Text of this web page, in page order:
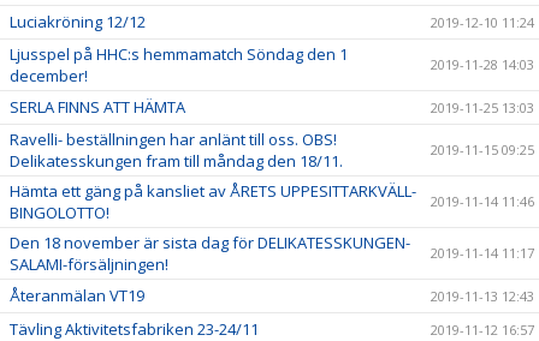
Luciakröning 12/12 2019-12-10 11:24
Ljusspel på HHC:s hemmamatch Söndag den 1
december!
2019-11-28 14:03
SERLA FINNS ATT HÄMTA 2019-11-25 13:03
Ravelli- beställningen har anlänt till oss. OBS!
Delikatesskungen fram till måndag den 18/11.
2019-11-15 09:25
Hämta ett gäng på kansliet av ÅRETS UPPESITTARKVÄLL-
BINGOLOTTO!
2019-11-14 11:46
Den 18 november är sista dag för DELIKATESSKUNGEN-
SALAMI-försäljningen!
2019-11-14 11:17
Återanmälan VT19 2019-11-13 12:43
Tävling Aktivitetsfabriken 23-24/11 2019-11-12 16:57